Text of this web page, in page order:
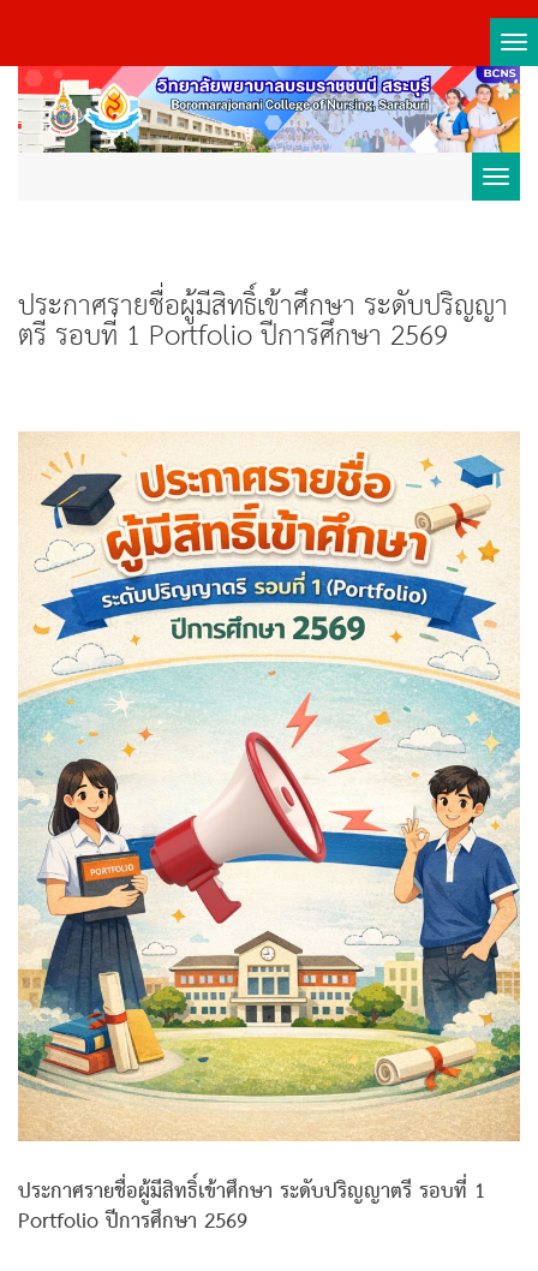
ประกาศรายชื่อผู้มีสิทธิ์เข้าศึกษา ระดับปริญญา
ตรี รอบที่ 1 Portfolio ปีการศึกษา 2569
ประกาศรายชื่อผู้มีสิทธิ์เข้าศึกษา ระดับปริญญาตรี รอบที่ 1
Portfolio ปีการศึกษา 2569